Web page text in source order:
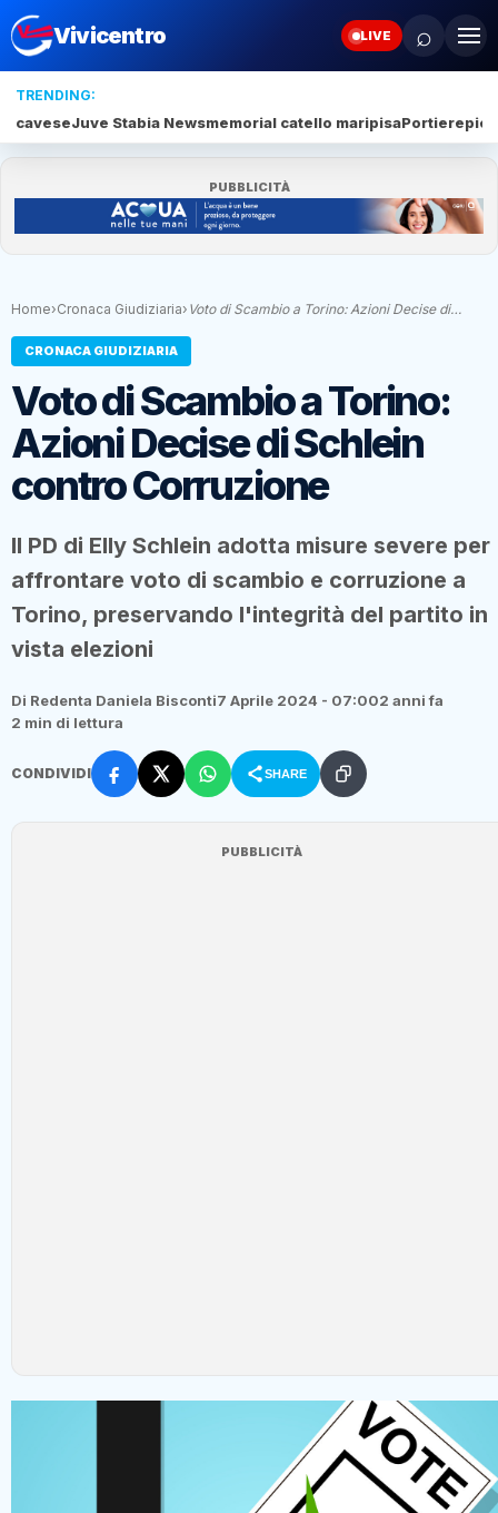
Vivicentro LIVE ⌕
TRENDING:
caveseJuve Stabia Newsmemorial catello maripisaPortiere
PUBBLICITÀ
Home›Cronaca Giudiziaria› Voto di Scambio a Torino: Azioni Decise di…
CRONACA GIUDIZIARIA
Voto di Scambio a Torino:
Azioni Decise di Schlein
contro Corruzione
Il PD di Elly Schlein adotta misure severe per
affrontare voto di scambio e corruzione a
Torino, preservando l'integrità del partito in
vista elezioni
Di Redenta Daniela Bisconti7 Aprile 2024 - 07:002 anni fa
2 min di lettura
CONDIVIDI SHARE
PUBBLICITÀ